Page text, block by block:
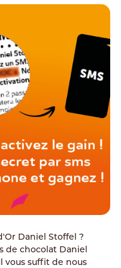
Daniel Stoffel ?
de chocolat Daniel
vous suffit de nous